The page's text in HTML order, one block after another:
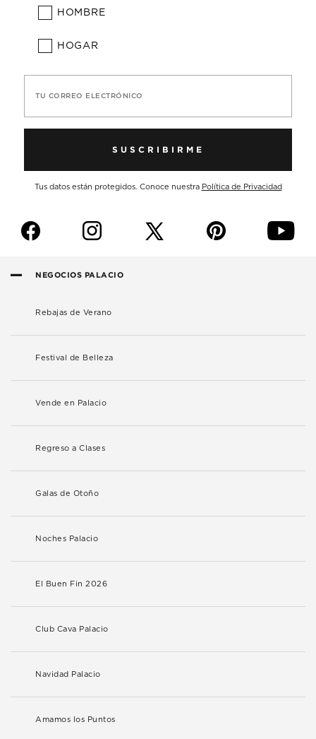
HOMBRE
HOGAR
TU CORREO ELECTRÓNICO
SUSCRIBIRME
Tus datos están protegidos. Conoce nuestra Política de Privacidad
f i p y
NEGOCIOS PALACIO
Rebajas de Verano
Festival de Belleza
Vende en Palacio
Regreso a Clases
Galas de Otoño
Noches Palacio
El Buen Fin 2026
Club Cava Palacio
Navidad Palacio
Amamos los Puntos